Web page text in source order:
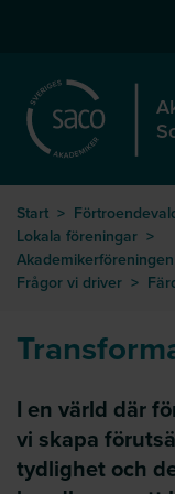
Start >
Lokala föreningar >
Frågor vi driver >
I en värld där
vi skapa
tydlighet och